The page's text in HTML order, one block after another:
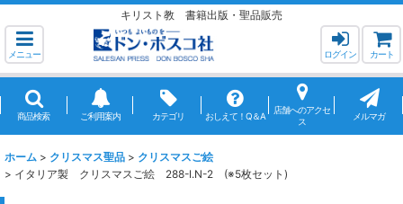
キリスト教 書籍出版・聖品販売
メニュー ログイン カート
商品検索 ご利用案内 カテゴリ おしえて！Q＆A
店舗へのアクセ
ス
メルマガ
ホーム > クリスマス聖品 > クリスマスご絵
> イタリア製 クリスマスご絵 288-I.N-2 (※5枚セット)